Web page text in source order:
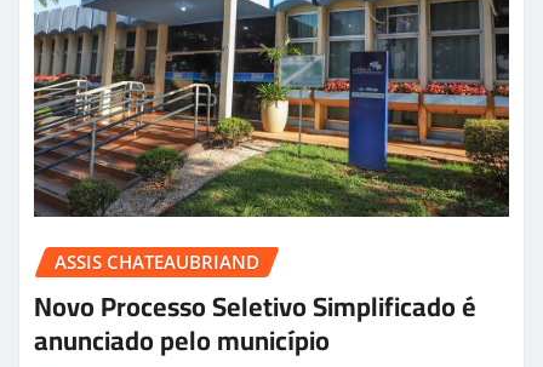
ASSIS CHATEAUBRIAND
Novo Processo Seletivo Simplificado é
anunciado pelo município